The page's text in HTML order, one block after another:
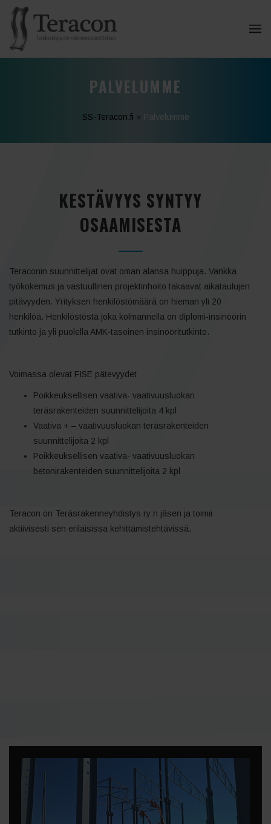
PALVELUMME
SS-Teracon.fi » Palvelumme
KESTÄVYYS SYNTYY
OSAAMISESTA
Teraconin suunnittelijat ovat oman alansa huippuja. Vankka
työkokemus ja vastuullinen projektinhoito takaavat aikataulujen
pitävyyden. Yrityksen henkilöstömäärä on hieman yli 20
henkilöä. Henkilöstöstä joka kolmannella on diplomi-insinöörin
tutkinto ja yli puolella AMK-tasoinen insinööritutkinto.
Voimassa olevat FISE pätevyydet
Poikkeuksellisen vaativa- vaativuusluokan
teräsrakenteiden suunnittelijoita 4 kpl
Vaativa + – vaativuusluokan teräsrakenteiden
suunnittelijoita 2 kpl
Poikkeuksellisen vaativa- vaativuusluokan
betonirakenteiden suunnittelijoita 2 kpl
Teracon on Teräsrakenneyhdistys ry:n jäsen ja toimii
aktiivisesti sen erilaisissa kehittämistehtävissä.